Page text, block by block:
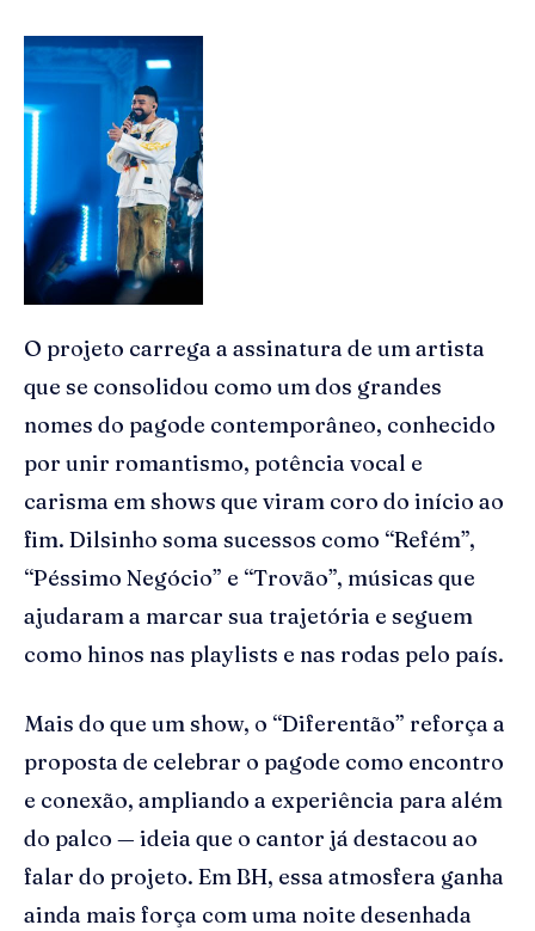
O projeto carrega a assinatura de um artista
que se consolidou como um dos grandes
nomes do pagode contemporâneo, conhecido
por unir romantismo, potência vocal e
carisma em shows que viram coro do início ao
fim. Dilsinho soma sucessos como “Refém”,
“Péssimo Negócio” e “Trovão”, músicas que
ajudaram a marcar sua trajetória e seguem
como hinos nas playlists e nas rodas pelo país.
Mais do que um show, o “Diferentão” reforça a
proposta de celebrar o pagode como encontro
e conexão, ampliando a experiência para além
do palco — ideia que o cantor já destacou ao
falar do projeto. Em BH, essa atmosfera ganha
ainda mais força com uma noite desenhada